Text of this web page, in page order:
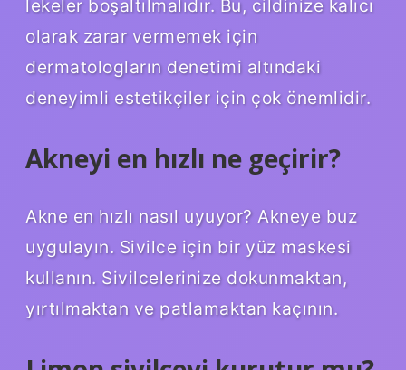
lekeler boşaltılmalıdır. Bu, cildinize kalıcı
olarak zarar vermemek için
dermatologların denetimi altındaki
deneyimli estetikçiler için çok önemlidir.
Akneyi en hızlı ne geçirir?
Akne en hızlı nasıl uyuyor? Akneye buz
uygulayın. Sivilce için bir yüz maskesi
kullanın. Sivilcelerinize dokunmaktan,
yırtılmaktan ve patlamaktan kaçının.